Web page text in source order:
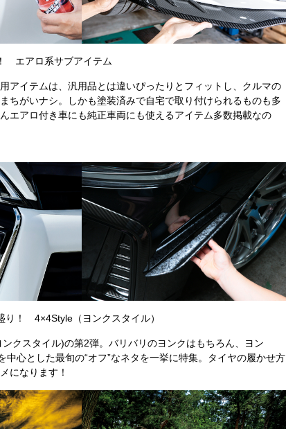
エアロ系サブアイテム
アイテムは、汎用品とは違いぴったりとフィットし、クルマの
ちがいナシ。しかも塗装済みで自宅で取り付けられるものも多
エアロ付き車にも純正車両にも使えるアイテム多数掲載なの
り！ 4×4Style（ヨンクスタイル）
クスタイル)の第2弾。バリバリのヨンクはもちろん、ヨン
中心とした最旬の“オフ”なネタを一挙に特集。タイヤの履かせ方
になります！